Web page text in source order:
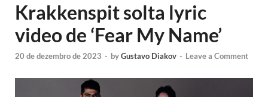
Krakkenspit solta lyric
video de ‘Fear My Name’
20 de dezembro de 2023 - byGustavo Diakov - Leave a Comment